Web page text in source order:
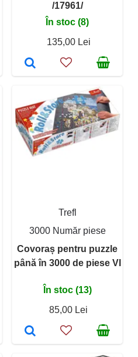
/17961/
În stoc (8)
135,00 Lei
Trefl
3000 Număr piese
Covoraș pentru puzzle
până în 3000 de piese VI
În stoc (13)
85,00 Lei